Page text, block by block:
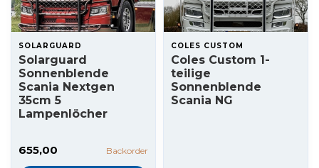
SOLARGUARD
Solarguard
Sonnenblende
Scania Nextgen
35cm 5
Lampenlöcher
655,00 Backorder
COLES CUSTOM
Coles Custom 1-
teilige
Sonnenblende
Scania NG